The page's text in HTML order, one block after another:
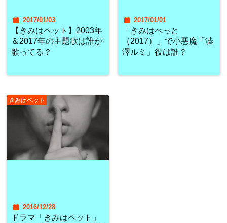
2017/01/03
【きみはペット】2003年
＆2017年の主題歌は誰が
歌ってる？
2017/01/01
「きみはぺっと
（2017）」で小悪魔「澁
澤ルミ」役は誰？
きみはペット
2016/12/28
ドラマ「きみはペット」